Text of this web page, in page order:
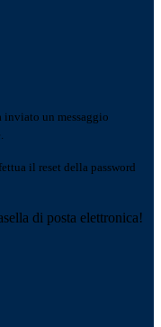
inviato un messaggio
il reset della password
di posta elettronica!